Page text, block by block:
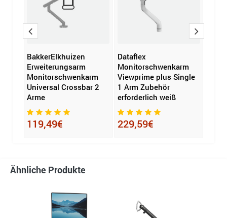
BakkerElkhuizen
Erweiterungsarm
Monitorschwenkarm
Universal Crossbar 2
Arme
119,49€
Dataflex
Monitorschwenkarm
Viewprime plus Single
1 Arm Zubehör
erforderlich weiß
229,59€
Ähnliche Produkte